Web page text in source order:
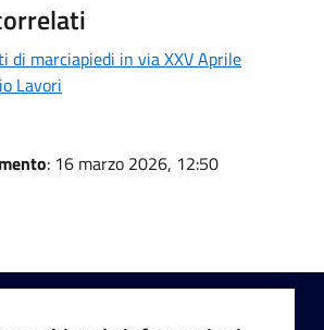
di marciapiedi in via XXV Aprile
Lavori
: 16 marzo 2026, 12:50